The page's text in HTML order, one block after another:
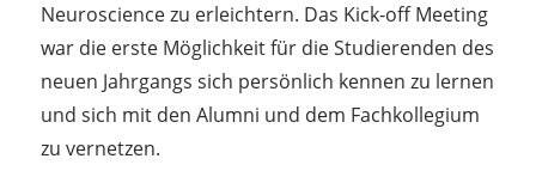
Neuroscience zu erleichtern. Das Kick-off Meeting
war die erste Möglichkeit für die Studierenden des
neuen Jahrgangs sich persönlich kennen zu lernen
und sich mit den Alumni und dem Fachkollegium
zu vernetzen.